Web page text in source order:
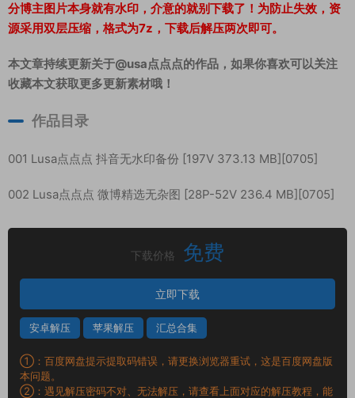
分博主图片本身就有水印，介意的就别下载了！为防止失效，资
源采用双层压缩，格式为7z，下载后解压两次即可。
本文章持续更新关于@usa点点点的作品，如果你喜欢可以关注
收藏本文获取更多更新素材哦！
作品目录
001 Lusa点点点 抖音无水印备份 [197V 373.13 MB][0705]
002 Lusa点点点 微博精选无杂图 [28P-52V 236.4 MB][0705]
下载价格 免费
立即下载
安卓解压 苹果解压 汇总合集
①：百度网盘提示提取码错误，请更换浏览器重试，这是百度网盘版
本问题。
②：遇见解压密码不对、无法解压，请查看上面对应的解压教程，能